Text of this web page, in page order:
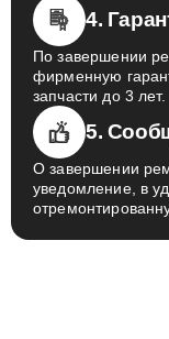
4.
По завершении
фирменную
запчасти до 3 лет.
5.
О завершении
уведомление, в